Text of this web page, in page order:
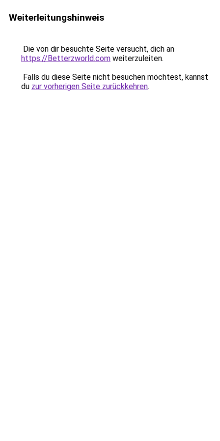
Weiterleitungshinweis
Die von dir besuchte Seite versucht, dich an
https://Betterzworld.com weiterzuleiten.
Falls du diese Seite nicht besuchen möchtest, kannst
du zur vorherigen Seite zurückkehren.